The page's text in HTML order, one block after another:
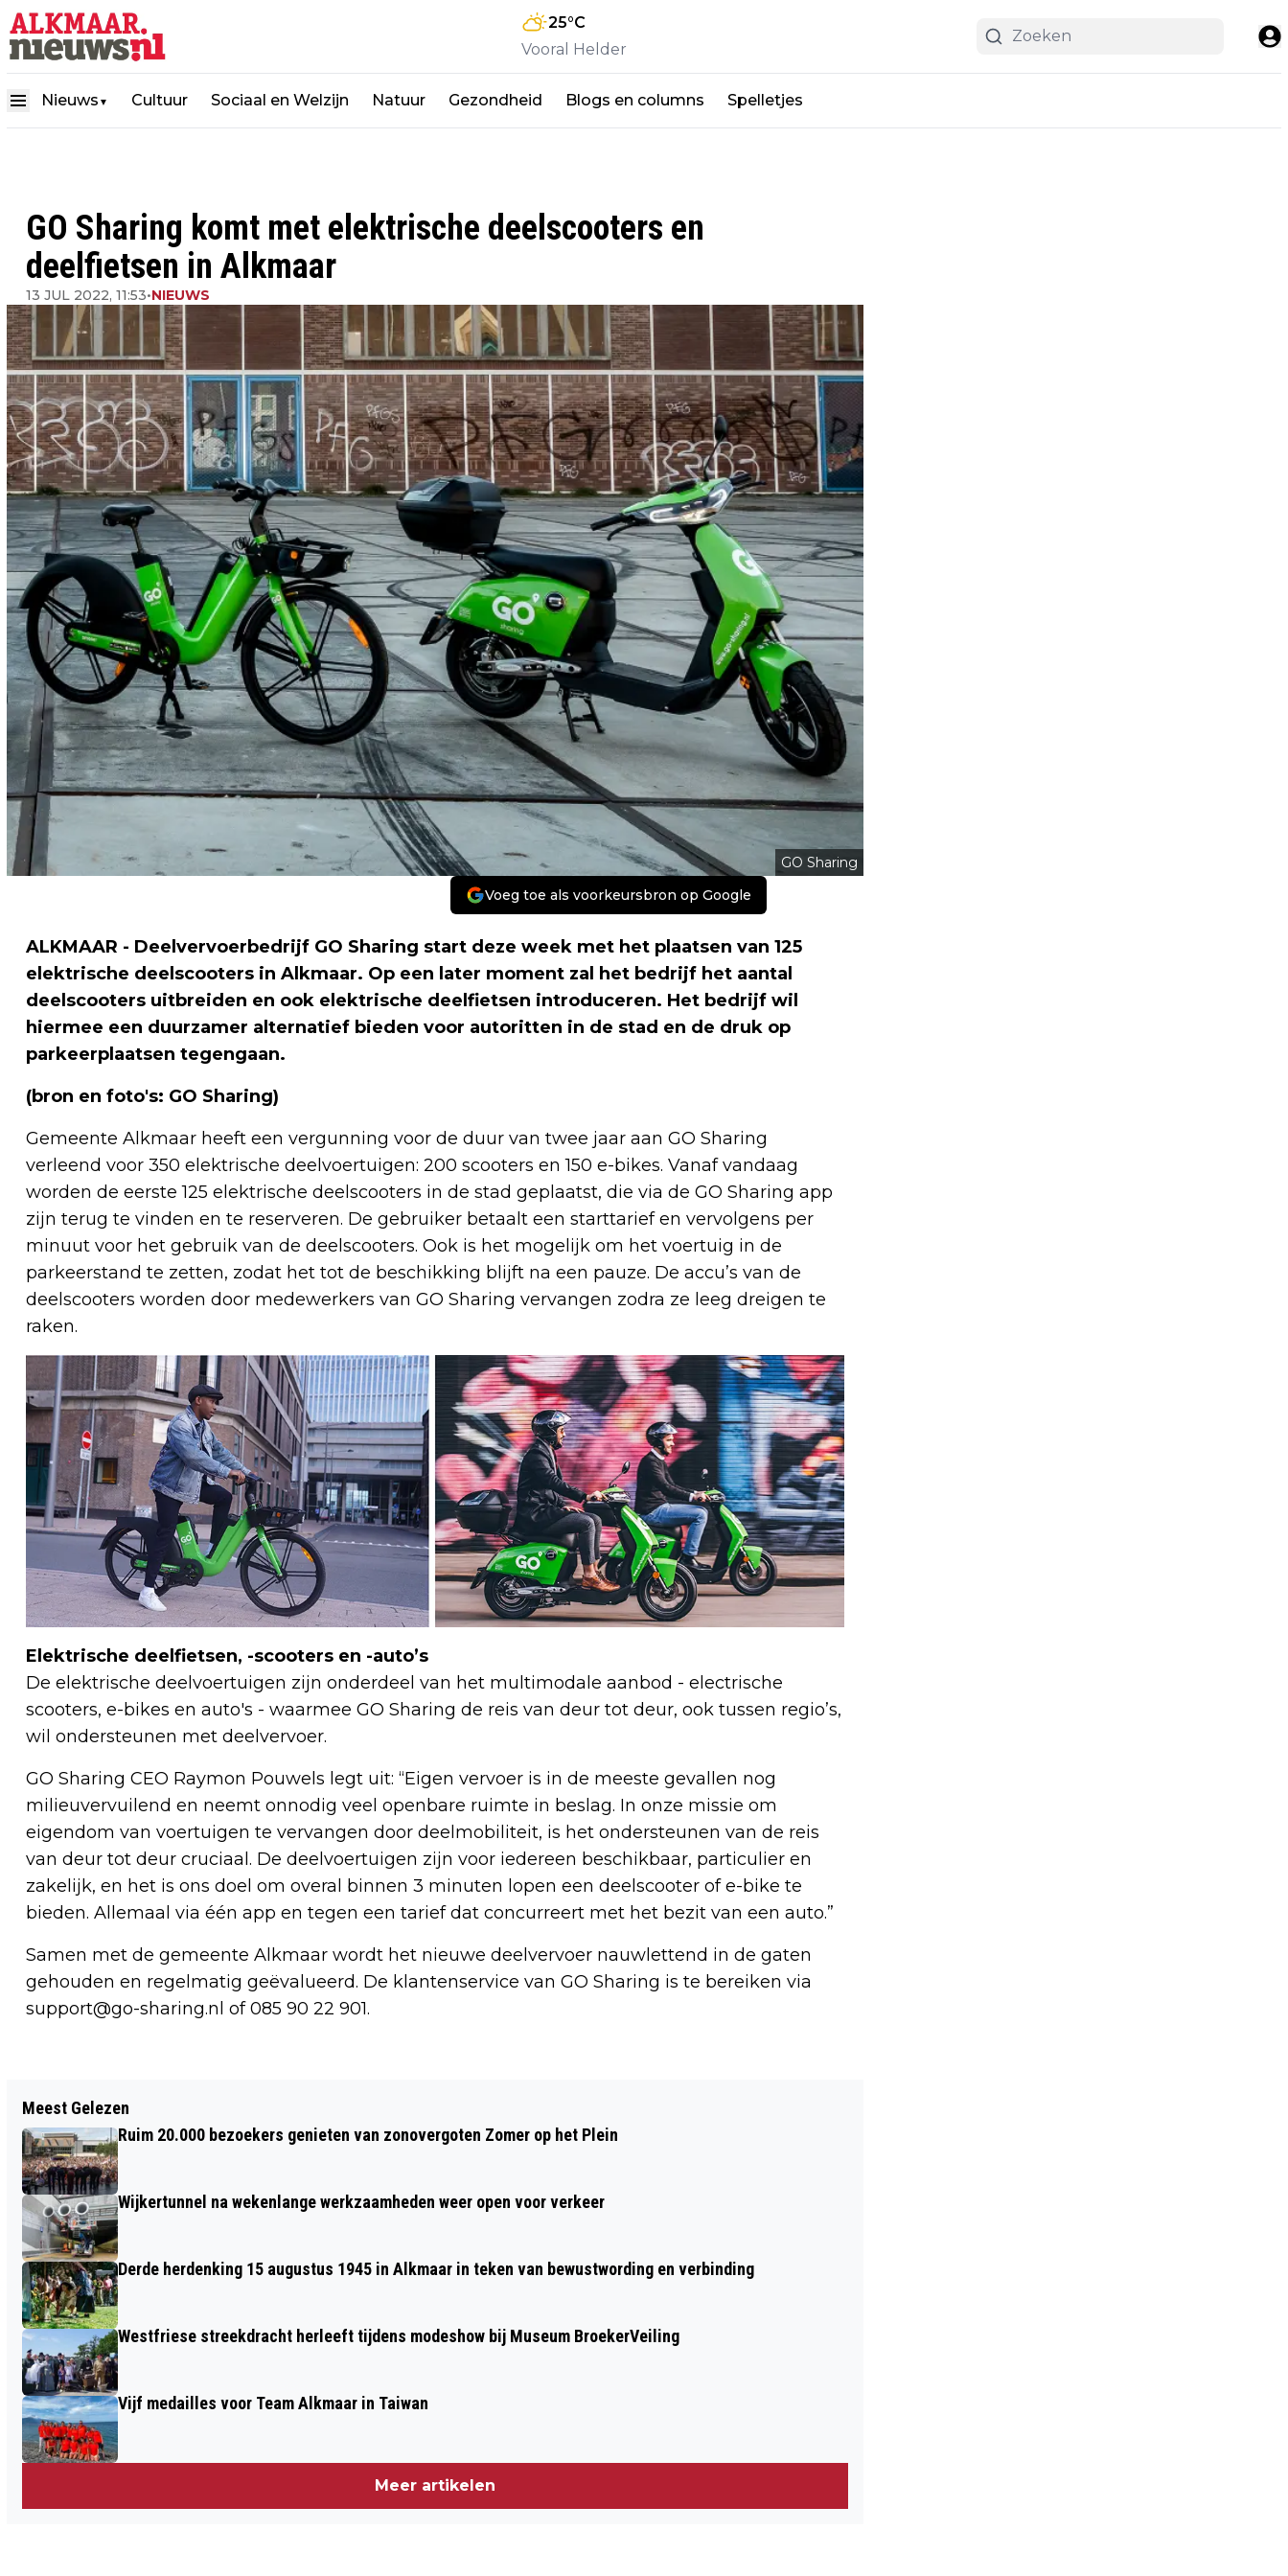
25°C
Vooral Helder
Nieuws ▼ Cultuur Sociaal en Welzijn Natuur Gezondheid Blogs en columns Spelletjes
GO Sharing komt met elektrische deelscooters en
deelfietsen in Alkmaar
13 JUL 2022, 11:53•NIEUWS
GO Sharing
Voeg toe als voorkeursbron op Google
ALKMAAR - Deelvervoerbedrijf GO Sharing start deze week met het plaatsen van 125
elektrische deelscooters in Alkmaar. Op een later moment zal het bedrijf het aantal
deelscooters uitbreiden en ook elektrische deelfietsen introduceren. Het bedrijf wil
hiermee een duurzamer alternatief bieden voor autoritten in de stad en de druk op
parkeerplaatsen tegengaan.
(bron en foto's: GO Sharing)
Gemeente Alkmaar heeft een vergunning voor de duur van twee jaar aan GO Sharing
verleend voor 350 elektrische deelvoertuigen: 200 scooters en 150 e-bikes. Vanaf vandaag
worden de eerste 125 elektrische deelscooters in de stad geplaatst, die via de GO Sharing app
zijn terug te vinden en te reserveren. De gebruiker betaalt een starttarief en vervolgens per
minuut voor het gebruik van de deelscooters. Ook is het mogelijk om het voertuig in de
parkeerstand te zetten, zodat het tot de beschikking blijft na een pauze. De accu’s van de
deelscooters worden door medewerkers van GO Sharing vervangen zodra ze leeg dreigen te
raken.
Elektrische deelfietsen, -scooters en -auto’s
De elektrische deelvoertuigen zijn onderdeel van het multimodale aanbod - electrische
scooters, e-bikes en auto's - waarmee GO Sharing de reis van deur tot deur, ook tussen regio’s,
wil ondersteunen met deelvervoer.
GO Sharing CEO Raymon Pouwels legt uit: “Eigen vervoer is in de meeste gevallen nog
milieuvervuilend en neemt onnodig veel openbare ruimte in beslag. In onze missie om
eigendom van voertuigen te vervangen door deelmobiliteit, is het ondersteunen van de reis
van deur tot deur cruciaal. De deelvoertuigen zijn voor iedereen beschikbaar, particulier en
zakelijk, en het is ons doel om overal binnen 3 minuten lopen een deelscooter of e-bike te
bieden. Allemaal via één app en tegen een tarief dat concurreert met het bezit van een auto.”
Samen met de gemeente Alkmaar wordt het nieuwe deelvervoer nauwlettend in de gaten
gehouden en regelmatig geëvalueerd. De klantenservice van GO Sharing is te bereiken via
support@go-sharing.nl of 085 90 22 901.
KAASMARKT 15 JULI IN TEKEN VAN
‘ELK KIND EEN FIETS’
VERTELLEN DE NEDERLANDSE
Meest Gelezen
Ruim 20.000 bezoekers genieten van zonovergoten Zomer op het Plein
Wijkertunnel na wekenlange werkzaamheden weer open voor verkeer
Derde herdenking 15 augustus 1945 in Alkmaar in teken van bewustwording en verbinding
Westfriese streekdracht herleeft tijdens modeshow bij Museum BroekerVeiling
Vijf medailles voor Team Alkmaar in Taiwan
Meer artikelen